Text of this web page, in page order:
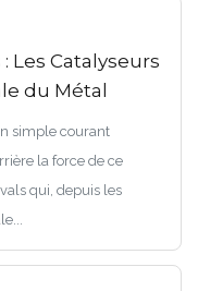
Les Catalyseurs
du Métal
simple courant
la force de ce
qui, depuis les